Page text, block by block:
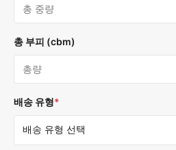
총 부피 (cbm)
배송 유형*